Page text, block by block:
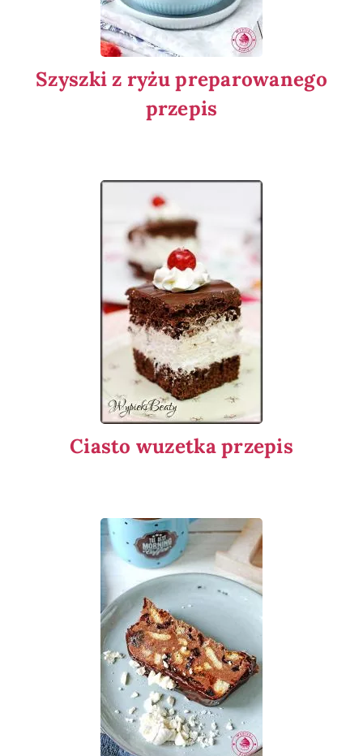
Szyszki z ryżu preparowanego
przepis
Ciasto wuzetka przepis